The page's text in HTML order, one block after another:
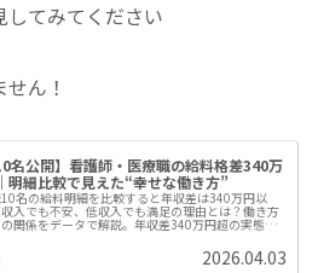
てみてください
ん！
名公開】看護師・医療職の給料格差340万
明細比較で見えた“幸せな働き方”
名の給料明細を比較すると年収差は340万円以
入でも不安、低収入でも満足の理由とは？働き方
の関係をデータで解説。年収差340万円超の実態か
収入」と「働きやすさ」の関係を現役医療従事者が
2026.04.03